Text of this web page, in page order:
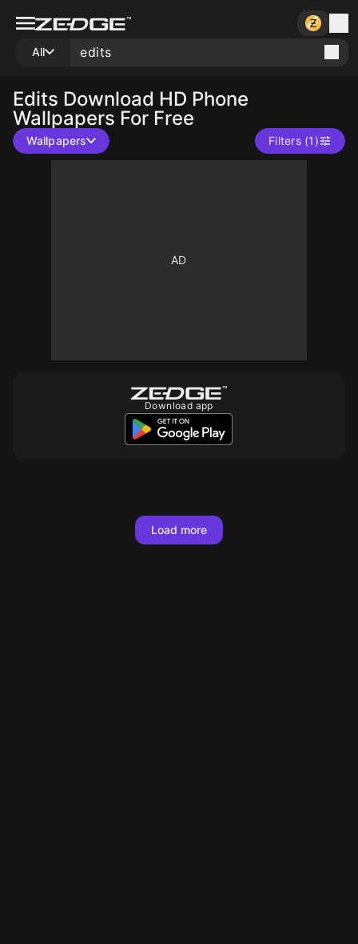
All
Edits Download HD Phone
Wallpapers For Free
Wallpapers Filters (1)
10 10
Download app
Load more